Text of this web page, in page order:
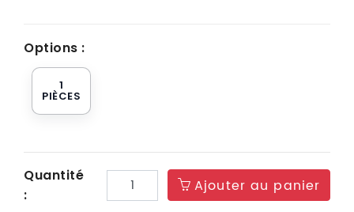
Options :
1
PIÈCES
Quantité
:
Ajouter au panier